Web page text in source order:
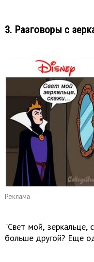
3. Разговоры с
Реклама
"Свет мой, зеркальце,
больше другой? Еще